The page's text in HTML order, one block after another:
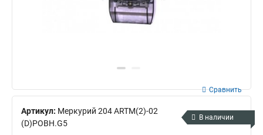
Артикул: Меркурий 204 ARTM(2)-02
(D)POBH.G5
Сравнить
В наличии